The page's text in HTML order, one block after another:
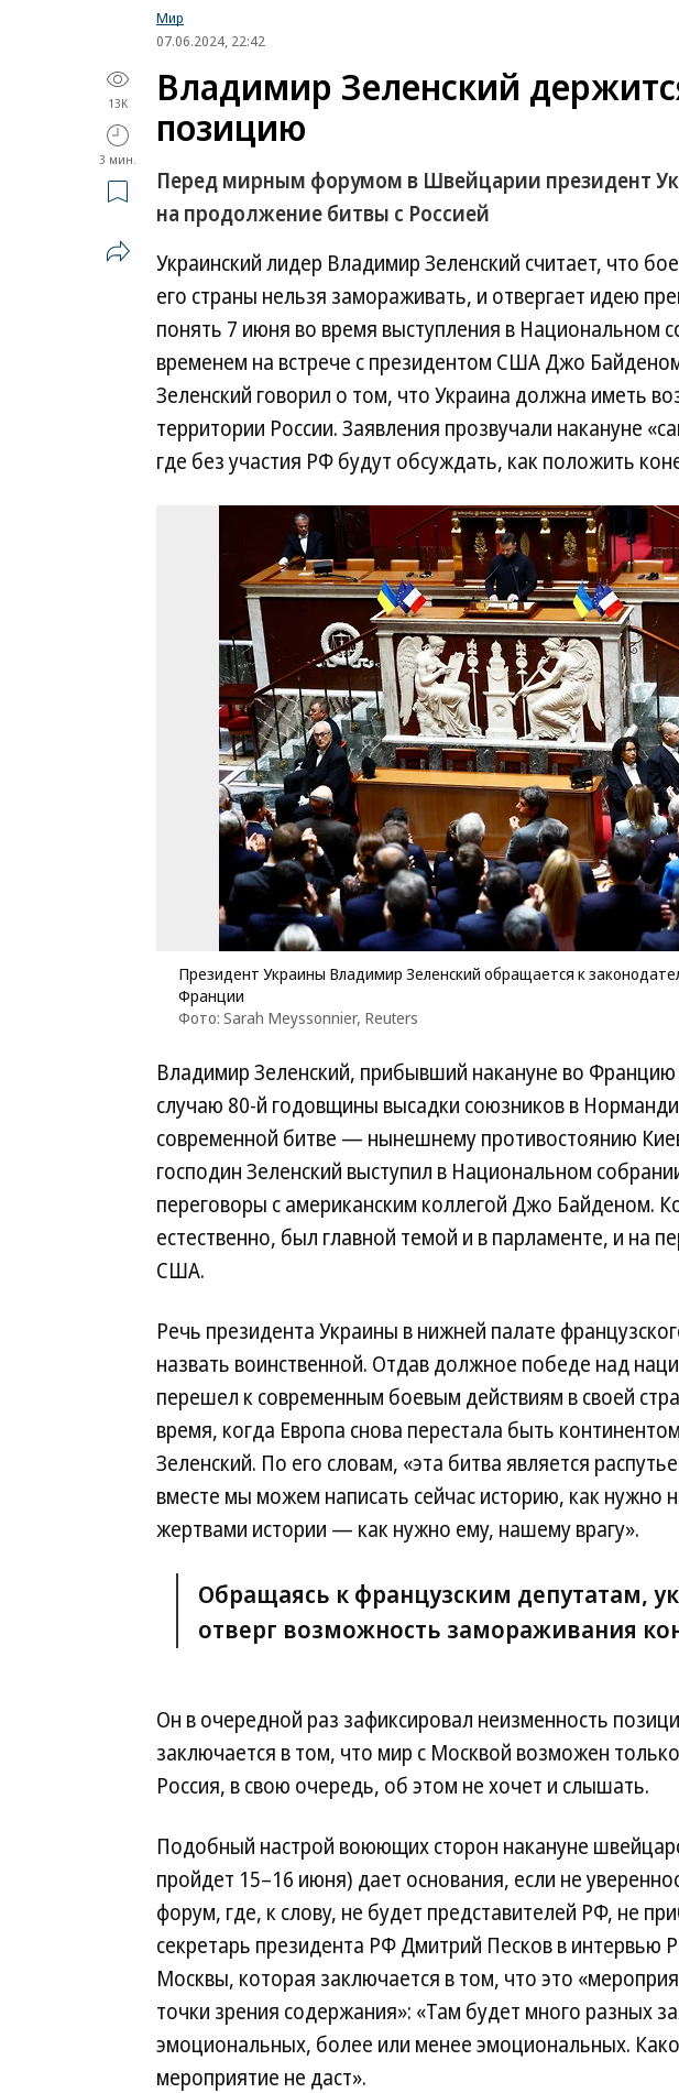
Мир
07.06.2024, 22:42
13K
3 мин.
Владимир Зеленский
позицию
Перед мирным форумом в Швейцарии президент
на продолжение битвы с Россией
Украинский лидер Владимир Зеленский считает, что
его страны нельзя замораживать, и отвергает идею
понять 7 июня во время выступления в Национальном
временем на встрече с президентом США Джо
Зеленский говорил о том, что Украина должна иметь
территории России. Заявления прозвучали накануне
где без участия РФ будут обсуждать, как положить
Президент Украины Владимир Зеленский обращается к
Франции
Фото: Sarah Meyssonnier, Reuters
Владимир Зеленский, прибывший накануне во Францию
случаю 80-й годовщины высадки союзников в
современной битве — нынешнему противостоянию
господин Зеленский выступил в Национальном
переговоры с американским коллегой Джо Байденом.
естественно, был главной темой и в парламенте, и на
США.
Речь президента Украины в нижней палате
назвать воинственной. Отдав должное победе над
перешел к современным боевым действиям в своей
время, когда Европа снова перестала быть
Зеленский. По его словам, «эта битва является
вместе мы можем написать сейчас историю, как нужно
жертвами истории — как нужно ему, нашему врагу».
Обращаясь к французским депутатам,
отверг возможность замораживания
Он в очередной раз зафиксировал неизменность
заключается в том, что мир с Москвой возможен
Россия, в свою очередь, об этом не хочет и слышать.
Подобный настрой воюющих сторон накануне
пройдет 15–16 июня) дает основания, если не
форум, где, к слову, не будет представителей РФ, не
секретарь президента РФ Дмитрий Песков в интервью
Москвы, которая заключается в том, что это
точки зрения содержания»: «Там будет много разных
эмоциональных, более или менее эмоциональных.
мероприятие не даст».